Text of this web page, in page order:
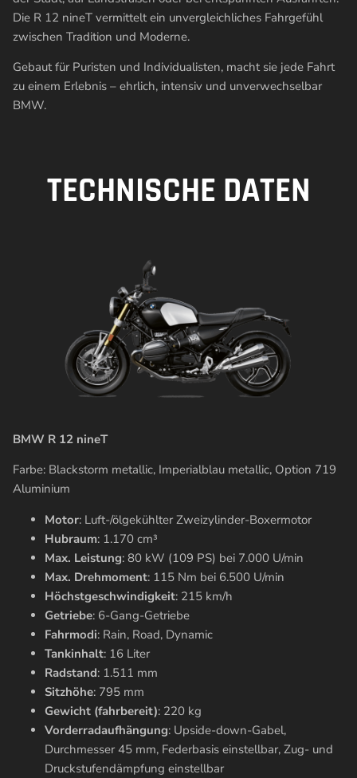
Die R 12 nineT vermittelt ein unvergleichliches Fahrgefühl
zwischen Tradition und Moderne.
Gebaut für Puristen und Individualisten, macht sie jede Fahrt
zu einem Erlebnis – ehrlich, intensiv und unverwechselbar
BMW.
TECHNISCHE DATEN
BMW R 12 nineT
Farbe: Blackstorm metallic, Imperialblau metallic, Option 719
Aluminium
Motor: Luft-/ölgekühlter Zweizylinder-Boxermotor
Hubraum: 1.170 cm³
Max. Leistung: 80 kW (109 PS) bei 7.000 U/min
Max. Drehmoment: 115 Nm bei 6.500 U/min
Höchstgeschwindigkeit: 215 km/h
Getriebe: 6-Gang-Getriebe
Fahrmodi: Rain, Road, Dynamic
Tankinhalt: 16 Liter
Radstand: 1.511 mm
Sitzhöhe: 795 mm
Gewicht (fahrbereit): 220 kg
Vorderradaufhängung: Upside-down-Gabel,
Durchmesser 45 mm, Federbasis einstellbar, Zug- und
Druckstufendämpfung einstellbar